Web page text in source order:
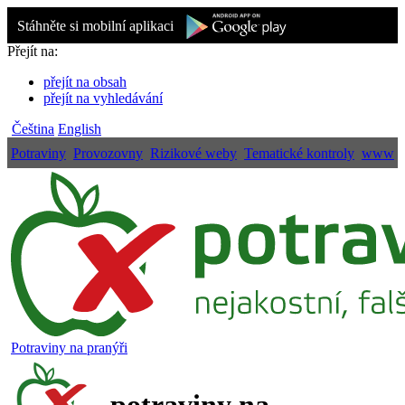
Stáhněte si mobilní aplikaci
Přejít na:
přejít na obsah
přejít na vyhledávání
Čeština English
Potraviny Provozovny Rizikové weby Tematické kontroly www
Potraviny na pranýři